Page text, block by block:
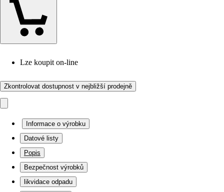
Lze koupit on-line
Zkontrolovat dostupnost v nejbližší prodejně
Informace o výrobku
Datové listy
Popis
Bezpečnost výrobků
likvidace odpadu